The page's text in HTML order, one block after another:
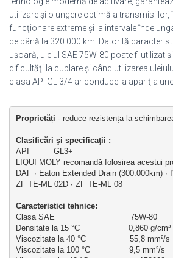
utilizare şi o ungere optimă a transmisiilor,
funcţionare extreme şi la intervale
de până la 320.000 km. Datorită
uşoară, uleiul SAE 75W-80 poate fi utilizat
dificultăţi la cuplare şi când utilizarea
clasa API GL 3/4 ar conduce la apariţia
Proprietăți - reduce rezistența la
Clasificări şi specificaţii :
API          GL3+
LIQUI MOLY recomandă folosirea acestui
DAF ∙ Eaton Extended Drain (300.000km) ∙
ZF TE-ML 02D ∙ ZF TE-ML 08
Caracteristici tehnice:
Clasa SAE                               75W-80
Densitate la 15 °C                    0,860 g/cm³
Viscozitate la 40 °C                  55,8 mm²/s
Viscozitate la 100 °C                9,5 mm²/s